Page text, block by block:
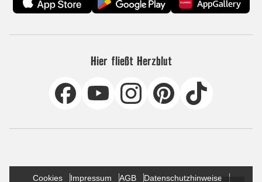
Hier fließt Herzblut
Cookies Impressum AGB Datenschutzhinweise